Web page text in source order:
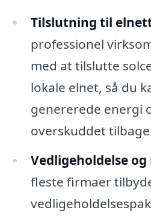
Tilslutning til
professionel
med at tilslutte
lokale elnet, så du
genererede energi
overskuddet
Vedligeholdelse
fleste firmaer